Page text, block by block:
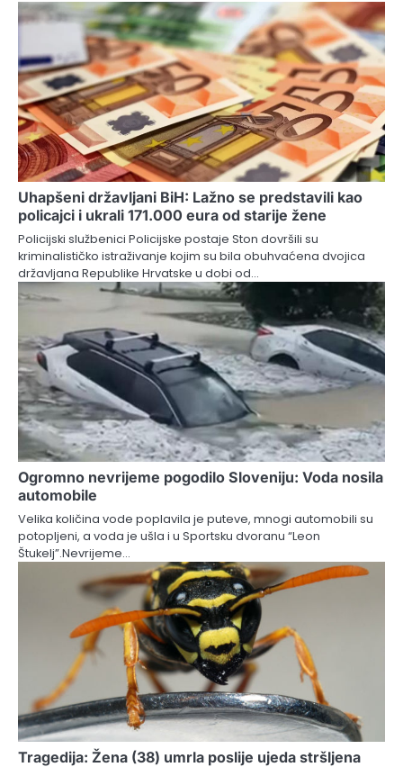
Uhapšeni državljani BiH: Lažno se predstavili kao
policajci i ukrali 171.000 eura od starije žene
Policijski službenici Policijske postaje Ston dovršili su
kriminalističko istraživanje kojim su bila obuhvaćena dvojica
državljana Republike Hrvatske u dobi od…
Ogromno nevrijeme pogodilo Sloveniju: Voda nosila
automobile
Velika količina vode poplavila je puteve, mnogi automobili su
potopljeni, a voda je ušla i u Sportsku dvoranu “Leon
Štukelj”.Nevrijeme…
Tragedija: Žena (38) umrla poslije ujeda stršljena